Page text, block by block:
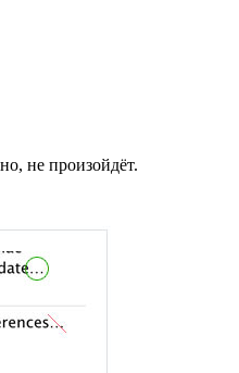
не произойдёт.